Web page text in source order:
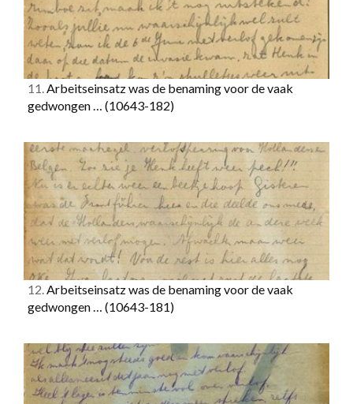
11.Arbeitseinsatz was de benaming voor de vaak
gedwongen … (10643-182)
12.Arbeitseinsatz was de benaming voor de vaak
gedwongen … (10643-181)